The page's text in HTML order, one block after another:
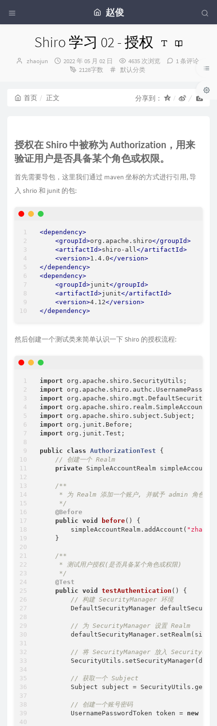
赵俊
Shiro 学习 02 - 授权
博
zhaojun
发
2022 年 05 月 02 日 4635 次浏览
1 条评论
2128字数
分
默认分类
首页 正文 分享到：
授权在 Shiro 中被称为 Authorization ，用来
验证用户是否具备某个角色或权限。
首先需要导包，这里我们通过 maven 坐标的方式进行引用, 导
入 shrio 和 junit 的包:
<dependency>
<groupId>org.apache.shiro</groupId>
<artifactId>shiro-all</artifactId>
<version>1.4.0</version>
</dependency>
<dependency>
<groupId>junit</groupId>
<artifactId>junit</artifactId>
<version>4.12</version>
</dependency>
然后创建一个测试类来简单认识一下 Shiro 的授权流程:
import
import
import
import
import
import
import org.junit.Test;
public class AuthorizationTest
{
// 创建一个 Realm
private SimpleAccountRealm
/**
     * 为 Realm 添加一个账户, 并赋予 admin 角色
     */
@Before
public void before()
{
        simpleAccountRealm.addAccount(
"zhao"
    }
/**
     * 测试用户授权(是否具备某个角色或权限)
     */
@Test
public void testAuthentication ()
{
// 构建 SecurityManager 环境
DefaultSecurityManager
// 为 SecurityManager 设置 Realm
// 将 SecurityManager 放入 SecurityUtils
// 获取一个 Subject
Subject subject =
// 创建一个账号密码
        UsernamePasswordToken token =
new